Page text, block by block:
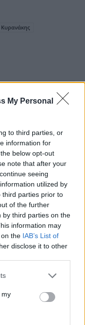
My Personal
to third parties, or
information for
below opt-out
note that after your
seeing
utilized by
third parties prior to
of the further
by third parties on the
information may
the IAB’s List of
disclose it to other
my
Κυρανάκης
Κομβικής
η ενίσχυση της
ασφάλειας και η
της ανθρώπινης